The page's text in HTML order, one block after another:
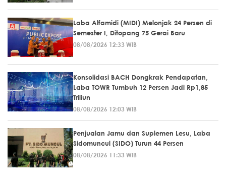
Laba Alfamidi (MIDI) Melonjak 24 Persen di
Semester I, Ditopang 75 Gerai Baru
08/08/2026 12:33 WIB
Konsolidasi BACH Dongkrak Pendapatan,
Laba TOWR Tumbuh 12 Persen Jadi Rp1,85
Triliun
08/08/2026 12:03 WIB
Penjualan Jamu dan Suplemen Lesu, Laba
Sidomuncul (SIDO) Turun 44 Persen
08/08/2026 11:33 WIB